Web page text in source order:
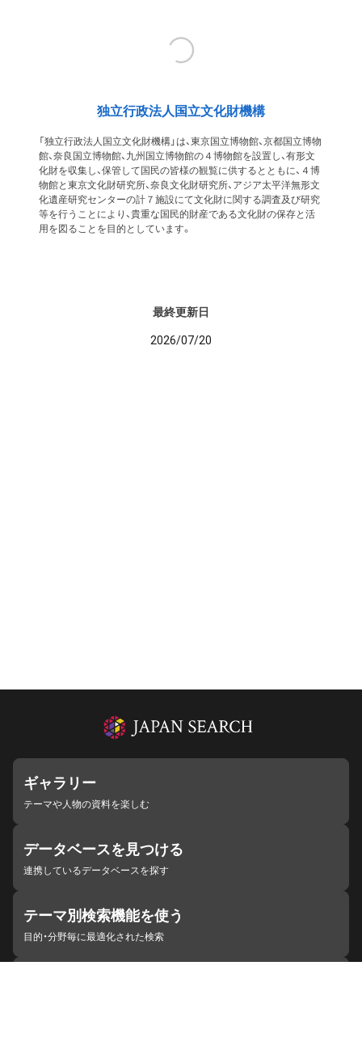
独立行政法人国立文化財機構
「独立行政法人国立文化財機構」は、東京国立博物館、京都国立博物
館、奈良国立博物館、九州国立博物館の４博物館を設置し、有形文
化財を収集し、保管して国民の皆様の観覧に供するとともに、４博
物館と東京文化財研究所、奈良文化財研究所、アジア太平洋無形文
化遺産研究センターの計７施設にて文化財に関する調査及び研究
等を行うことにより、貴重な国民的財産である文化財の保存と活
用を図ることを目的としています。
最終更新日
2026/07/20
ギャラリー
テーマや人物の資料を楽しむ
データベースを見つける
連携しているデータベースを探す
テーマ別検索機能を使う
目的・分野毎に最適化された検索